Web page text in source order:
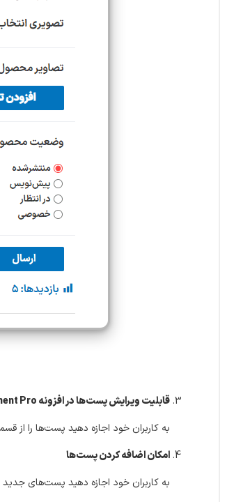
قابلیت ویرایش پست‌ها در افزونه ACF Frontend Form Element Pro
به کاربران خود اجازه دهید پست‌ها را از
امکان اضافه کردن پست‌ها
به کاربران خود اجازه دهید پست‌های جدید